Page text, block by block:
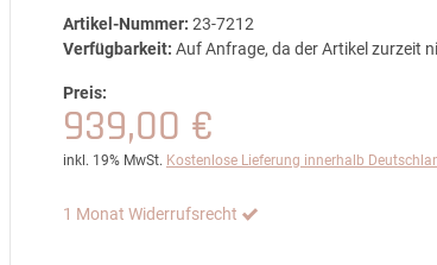
Artikel-Nummer: 23-7212
Verfügbarkeit: Auf Anfrage, da der Artikel zurzeit
Preis:
939,00 €
inkl. 19% MwSt. Kostenlose Lieferung innerhalb
1 Monat Widerrufsrecht